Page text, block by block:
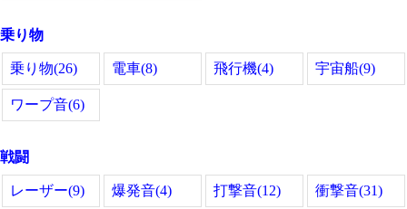
乗り物
乗り物(26) 電車(8) 飛行機(4) 宇宙船(9)
ワープ音(6)
戦闘
レーザー(9) 爆発音(4) 打撃音(12) 衝撃音(31)